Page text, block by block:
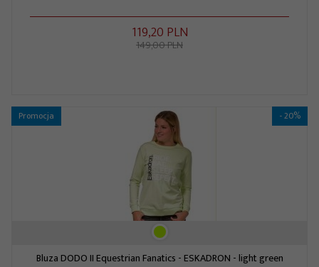
119,20 PLN
149,00 PLN
Promocja - 20%
Bluza DODO II Equestrian Fanatics - ESKADRON - light green